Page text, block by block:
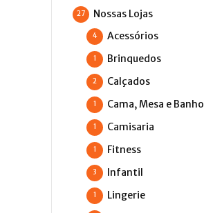
Nossas Lojas
27
Acessórios
4
Brinquedos
1
Calçados
2
Cama, Mesa e Banho
1
Camisaria
1
Fitness
1
Infantil
3
Lingerie
1